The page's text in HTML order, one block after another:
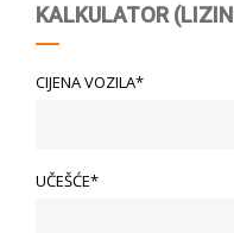
KALKULATOR
CIJENA VOZILA*
UČEŠĆE*